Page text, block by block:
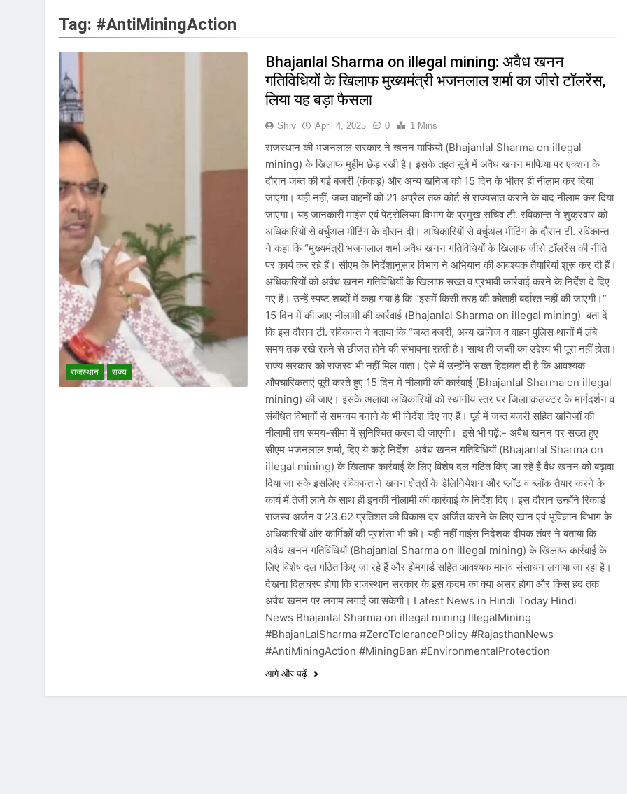
August 5, 2026
August 5, 2026
बांग्लादेश ने शेख हसीना के प्रस्तावित नई दिल्ली संबोधन पर भारत से मांगा आधिकारिक स्पष्टीकरण,
August 5, 2026
E20 ईंधन नीति के विरोध में केजरीवाल का प्रदर्शन तेज़, PM आवास मार्च रोका गया, सरकार से तीन बड़ी
सावन और आगामी त्योहारों को लेकर देशभर में तैयारियाँ तेज़, सांस्कृतिक कार्यक्रमों और धार्मिक आयोजनों
August 4, 2026
राष्ट्रीय हथकरघा दिवस की तैयारियाँ तेज़, देशभर में विशेष कार्यक्रमों के जरिए भारतीय बुनकरों और
प्रधानमंत्री नरेंद्र मोदी ने भोगापुरम अंतरराष्ट्रीय हवाई अड्डे का उद्घाटन किया, आंध्र प्रदेश में
August 2, 2026
केंद्र सरकार ने विस्तारित Khelo India Scheme को मंजूरी दी, खेल ढाँचे को मजबूत करने के लिए
August 1, 2026
Tag: #AntiMiningAction
राजस्थान राज्य
Bhajanlal Sharma on illegal mining: अवैध खनन
गतिविधियों के खिलाफ मुख्यमंत्री भजनलाल शर्मा का जीरो टॉलरेंस,
लिया यह बड़ा फैसला
Shiv April 4, 2025 0 1 Mins
राजस्थान की भजनलाल सरकार ने खनन माफियों (Bhajanlal Sharma on illegal
mining) के खिलाफ मुहीम छेड़ रखी है। इसके तहत सूबे में अवैध खनन माफिया पर एक्शन के
दौरान जब्त की गई बजरी (कंकड़) और अन्य खनिज को 15 दिन के भीतर ही नीलाम कर दिया
जाएगा। यही नहीं, जब्त वाहनों को 21 अप्रैल तक कोर्ट से राज्यसात कराने के बाद नीलाम कर दिया
जाएगा। यह जानकारी माइंस एवं पेट्रोलियम विभाग के प्रमुख सचिव टी. रविकान्त ने शुक्रवार को
अधिकारियों से वर्चुअल मीटिंग के दौरान दी। अधिकारियों से वर्चुअल मीटिंग के दौरान टी. रविकान्त
ने कहा कि “मुख्यमंत्री भजनलाल शर्मा अवैध खनन गतिविधियों के खिलाफ जीरो टॉलरेंस की नीति
पर कार्य कर रहे हैं। सीएम के निर्देशानुसार विभाग ने अभियान की आवश्यक तैयारियां शुरू कर दी हैं।
अधिकारियों को अवैध खनन गतिविधियों के खिलाफ सख्त व प्रभावी कार्रवाई करने के निर्देश दे दिए
गए हैं। उन्हें स्पष्ट शब्दों में कहा गया है कि “इसमें किसी तरह की कोताही बर्दाश्त नहीं की जाएगी।”
15 दिन में की जाए नीलामी की कार्रवाई (Bhajanlal Sharma on illegal mining) बता दें
कि इस दौरान टी. रविकान्त ने बताया कि “जब्त बजरी, अन्य खनिज व वाहन पुलिस थानों में लंबे
समय तक रखे रहने से छीजत होने की संभावना रहती है। साथ ही जब्ती का उद्देश्य भी पूरा नहीं होता।
राज्य सरकार को राजस्व भी नहीं मिल पाता। ऐसे में उन्होंने सख्त हिदायत दी है कि आवश्यक
औपचारिकताएं पूरी करते हुए 15 दिन में नीलामी की कार्रवाई (Bhajanlal Sharma on illegal
mining) की जाए। इसके अलावा अधिकारियों को स्थानीय स्तर पर जिला कलक्टर के मार्गदर्शन व
संबंधित विभागों से समन्वय बनाने के भी निर्देश दिए गए हैं। पूर्व में जब्त बजरी सहित खनिजों की
नीलामी तय समय-सीमा में सुनिश्चित करवा दी जाएगी। इसे भी पढ़ें:- अवैध खनन पर सख्त हुए
सीएम भजनलाल शर्मा, दिए ये कड़े निर्देश अवैध खनन गतिविधियों (Bhajanlal Sharma on
illegal mining) के खिलाफ कार्रवाई के लिए विशेष दल गठित किए जा रहे हैं वैध खनन को बढ़ावा
दिया जा सके इसलिए रविकान्त ने खनन क्षेत्रों के डेलिनियेशन और प्लॉट व ब्लॉक तैयार करने के
कार्य में तेजी लाने के साथ ही इनकी नीलामी की कार्रवाई के निर्देश दिए। इस दौरान उन्होंने रिकार्ड
राजस्व अर्जन व 23.62 प्रतिशत की विकास दर अर्जित करने के लिए खान एवं भूविज्ञान विभाग के
अधिकारियों और कार्मिकों की प्रशंसा भी की। यही नहीं माइंस निदेशक दीपक तंवर ने बताया कि
अवैध खनन गतिविधियों (Bhajanlal Sharma on illegal mining) के खिलाफ कार्रवाई के
लिए विशेष दल गठित किए जा रहे हैं और होमगार्ड सहित आवश्यक मानव संसाधन लगाया जा रहा है।
देखना दिलचस्प होगा कि राजस्थान सरकार के इस कदम का क्या असर होगा और किस हद तक
अवैध खनन पर लगाम लगाई जा सकेगी। Latest News in Hindi Today Hindi
News Bhajanlal Sharma on illegal mining IllegalMining
#BhajanLalSharma #ZeroTolerancePolicy #RajasthanNews
#AntiMiningAction #MiningBan #EnvironmentalProtection
आगे और पढ़ें